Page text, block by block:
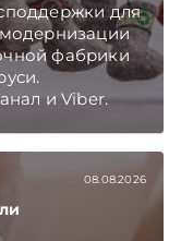
для
фабрики
и Viber.
— раньше,
08.08.2026